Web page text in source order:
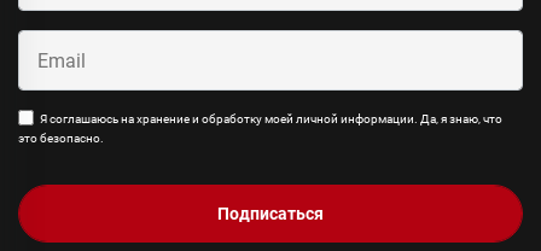
Я соглашаюсь на хранение и обработку моей личной информации. Да, я знаю, что
это безопасно.
Подписаться